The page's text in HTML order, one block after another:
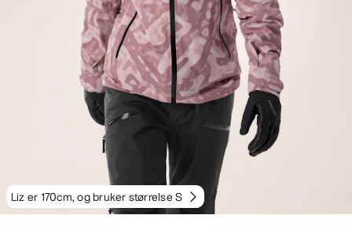
Liz er 170cm, og bruker størrelse S